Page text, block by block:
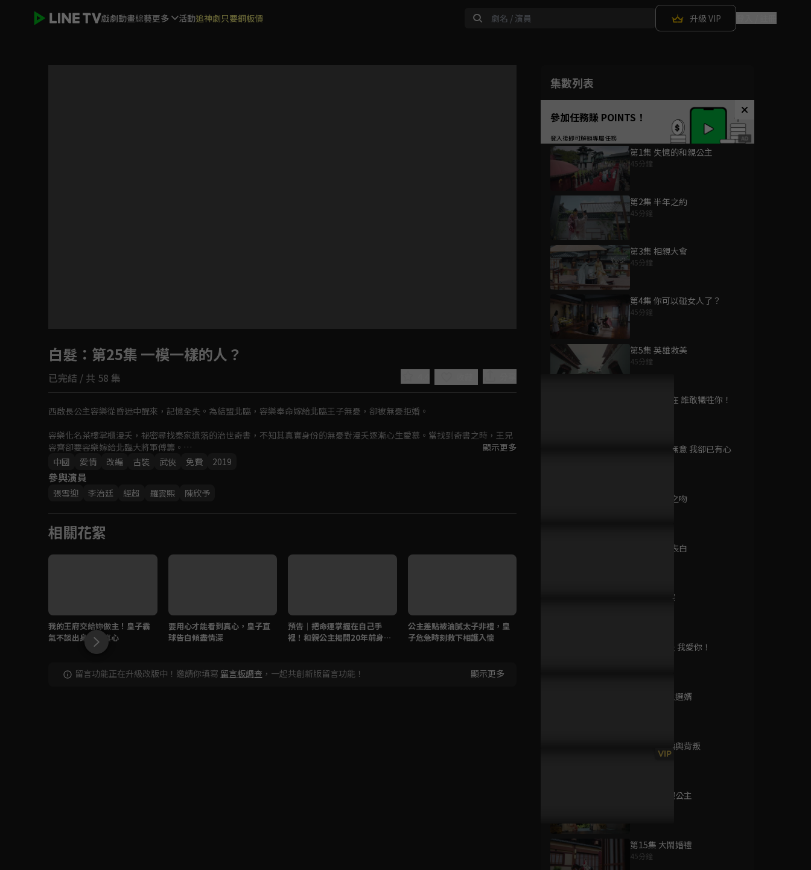
戲劇動畫綜藝更多 活動追神劇只要銅板價 升級 VIP
Video
如有不便請見諒
集數列表
參加任務賺 POINTS！
第1集 失憶的和親公主
45分鐘
第2集 半年之約
45分鐘
第3集 相親大會
45分鐘
第4集 你可以碰女人了？
45分鐘
第5集 英雄救美
45分鐘
第6集 有我在 誰敢犧牲你！
第7集 你雖無意 我卻已有心
第8集 血色之吻
第9集 霸道表白
第10集 試探
第11集 漫夭 我愛你！
第12集 公主選婿
第13集 欺騙與背叛
第14集 真假公主
第15集 大鬧婚禮
45分鐘
白髮 ：第25集 一模一樣的人？
已完結 / 共 58 集
西啟長公主容樂從昏迷中醒來，記憶全失。為結盟北臨，容樂奉命嫁給北臨王子無憂，卻被無憂拒婚。
容樂化名茶樓掌櫃漫夭，祕密尋找秦家遺落的治世奇書，不知其真實身份的無憂對漫夭逐漸心生愛慕。當找到奇書之時，王兄
容齊卻要容樂嫁給北臨大將軍傅籌。
痛苦中決心掌握自己命運的漫夭，卻發現傅籌原來是無憂的親兄弟，而她自己則是秦家遺於世的女兒秦漫。
最終容樂、無憂和傅籌跳出小我，放下恩怨，在容齊的捨身相助下，粉碎奸佞的陰謀，安定了朝局，也各自走向新的人生。
顯示更多
中國
愛情 改編 古裝 武俠 免費 2019
參與演員
張雪迎 李治廷 經超 羅雲熙 陳欣予
相關花絮
我的王府交給妳做主！皇子霸
氣不談出身只談真心
要用心才能看到真心，皇子直
球告白傾盡情深
預告｜把命運掌握在自己手
裡！和親公主揭開20年前身世
公主差點被油膩太子非禮，皇
子危急時刻救下相護入懷
留言功能正在升級改版中！邀請你填寫 留言板調查 ，一起共創新版留言功能！ 顯示更多
為您推薦
一起玩摺紙 S1
已完結 / 共 32 集
婦道
已完結 / 共 1 集
VIP 難尋
好康資訊